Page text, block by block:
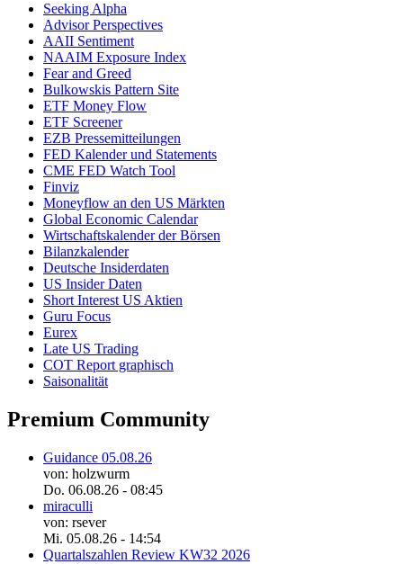
Seeking Alpha
Advisor Perspectives
AAII Sentiment
NAAIM Exposure Index
Fear and Greed
Bulkowskis Pattern Site
ETF Money Flow
ETF Screener
EZB Pressemitteilungen
FED Kalender und Statements
CME FED Watch Tool
Finviz
Moneyflow an den US Märkten
Global Economic Calendar
Wirtschaftskalender der Börsen
Bilanzkalender
Deutsche Insiderdaten
US Insider Daten
Short Interest US Aktien
Guru Focus
Eurex
Late US Trading
COT Report graphisch
Saisonalität
Premium Community
Guidance 05.08.26
von: holzwurm
Do. 06.08.26 - 08:45
miraculli
von: rsever
Mi. 05.08.26 - 14:54
Quartalszahlen Review KW32 2026